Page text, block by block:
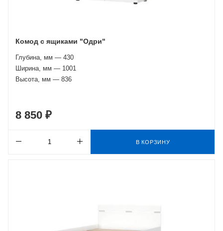
Комод с ящиками "Одри"
Глубина, мм — 430
Ширина, мм — 1001
Высота, мм — 836
8 850 ₽
В КОРЗИНУ